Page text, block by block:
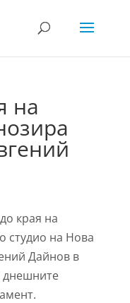
на
края на
студио на Нова
Дайнов в
днешните